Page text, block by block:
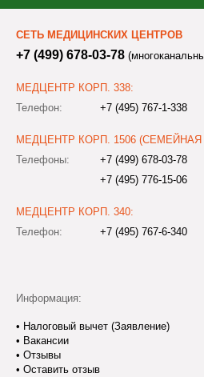
СЕТЬ МЕДИЦИНСКИХ ЦЕНТРОВ
+7 (499) 678-03-78
МЕДЦЕНТР КОРП. 338:
Телефон:
+7 (495) 767-1-338
МЕДЦЕНТР КОРП. 1506 (СЕМЕЙНАЯ
Телефоны:
+7 (499) 678-03-78
+7 (495) 776-15-06
МЕДЦЕНТР КОРП. 340:
Телефон:
+7 (495) 767-6-340
Информация:
• Налоговый вычет (Заявление)
• Вакансии
• Отзывы
• Оставить отзыв